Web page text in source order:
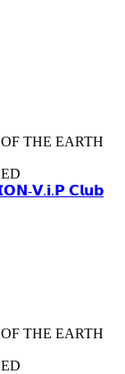
THE EARTH
𝗩.𝗶.𝗣 𝗖𝗹𝘂𝗯
THE EARTH